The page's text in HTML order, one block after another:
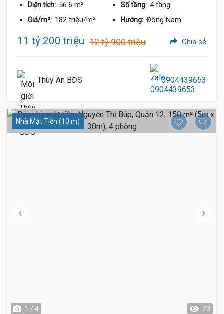
Diện tích: 56.6 m² Số tầng: 4 tầng
Giá/m²: 182 triệu/m² Hướng: Đông Nam
11 tỷ 200 triệu 12 tỷ 900 triệu Chia sẻ
Thúy An BĐS 0904439653
Nhà Mặt Tiền (10 m)
1 / 4 23